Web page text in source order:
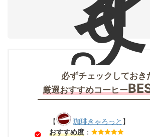
必ずチェックしておき
厳選おすすめコーヒー
【 珈琲きゃろっと 】
おすすめ度 ：